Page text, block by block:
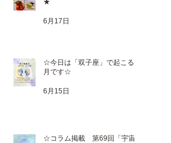
★
6月17日
☆今日は「双子座」で起こる新
月です☆
6月15日
☆コラム掲載 第69回「宇宙